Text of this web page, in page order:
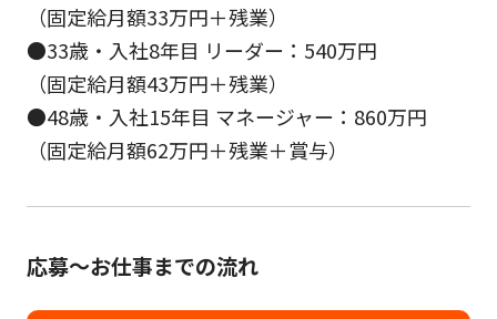
（固定給月額33万円＋残業）
●33歳・入社8年目 リーダー：540万円
（固定給月額43万円＋残業）
●48歳・入社15年目 マネージャー：860万円
（固定給月額62万円＋残業＋賞与）
応募～お仕事までの流れ